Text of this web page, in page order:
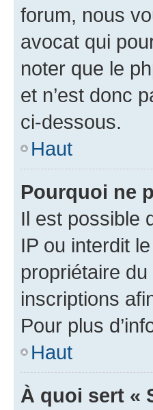
forum, nous
avocat qui
noter que le
et n’est donc
ci-dessous.
Haut
Pourquoi ne
Il est possible
IP ou interdit
propriétaire
inscriptions
Pour plus
Haut
À quoi sert «